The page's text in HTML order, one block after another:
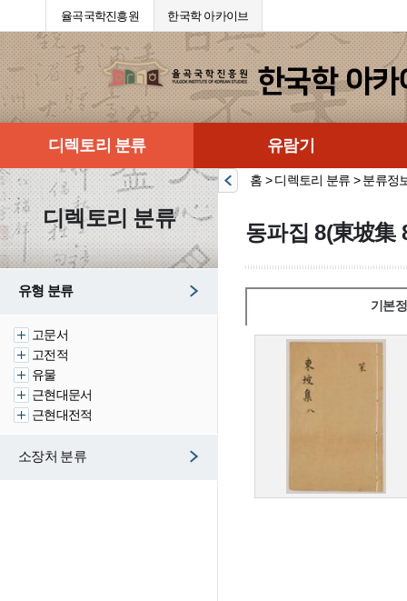
율곡국학진흥원 한국학 아카이브
디렉토리 분류 유람기
디렉토리 분류
유형 분류
고문서
고전적
유물
근현대문서
근현대전적
소장처 분류
홈 > 디렉토리 분류 > 분류정
동파집 8(東坡集
기본